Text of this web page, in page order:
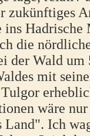
zukünftiges
ins
die
der Wald
mit
wäre
Ich